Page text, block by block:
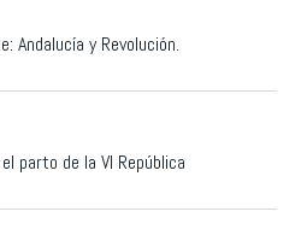
Andalucía y Revolución.
parto de la VI República